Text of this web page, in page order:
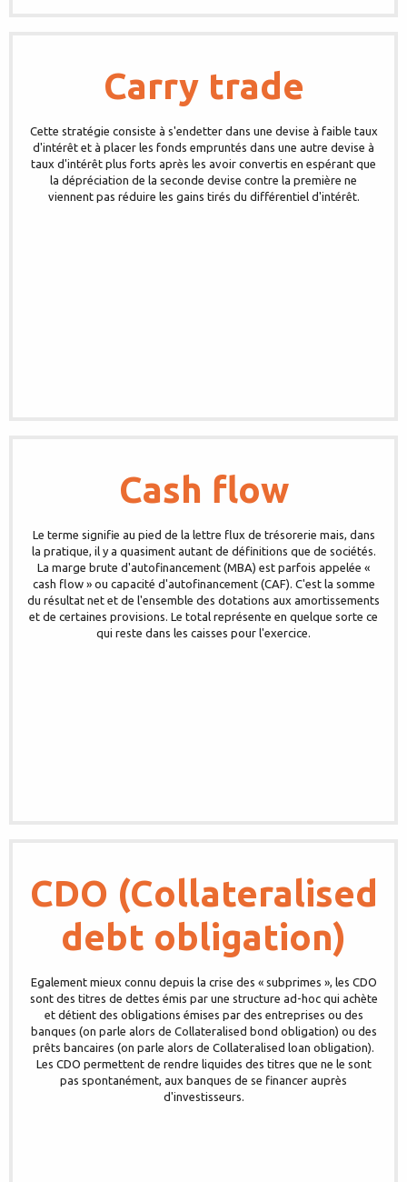
Carry trade
Cette stratégie consiste à s'endetter dans une devise à faible taux
d'intérêt et à placer les fonds empruntés dans une autre devise à
taux d'intérêt plus forts après les avoir convertis en espérant que
la dépréciation de la seconde devise contre la première ne
viennent pas réduire les gains tirés du différentiel d'intérêt.
Cash flow
Le terme signifie au pied de la lettre flux de trésorerie mais, dans
la pratique, il y a quasiment autant de définitions que de sociétés.
La marge brute d'autofinancement (MBA) est parfois appelée «
cash flow » ou capacité d'autofinancement (CAF). C'est la somme
du résultat net et de l'ensemble des dotations aux amortissements
et de certaines provisions. Le total représente en quelque sorte ce
qui reste dans les caisses pour l'exercice.
CDO (Collateralised
debt obligation)
Egalement mieux connu depuis la crise des « subprimes », les CDO
sont des titres de dettes émis par une structure ad-hoc qui achète
et détient des obligations émises par des entreprises ou des
banques (on parle alors de Collateralised bond obligation) ou des
prêts bancaires (on parle alors de Collateralised loan obligation).
Les CDO permettent de rendre liquides des titres que ne le sont
pas spontanément, aux banques de se financer auprès
d'investisseurs.